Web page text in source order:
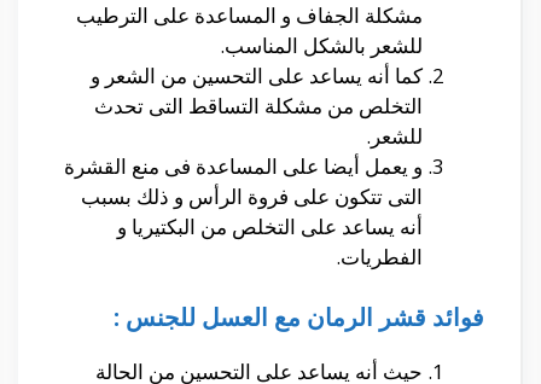
مشكلة الجفاف و المساعدة على الترطيب
للشعر بالشكل المناسب.
كما أنه يساعد على التحسين من الشعر و
التخلص من مشكلة التساقط التى تحدث
للشعر.
و يعمل أيضا على المساعدة فى منع القشرة
التى تتكون على فروة الرأس و ذلك بسبب
أنه يساعد على التخلص من البكتيريا و
الفطريات.
فوائد قشر الرمان مع العسل للجنس :
حيث أنه يساعد على التحسين من الحالة